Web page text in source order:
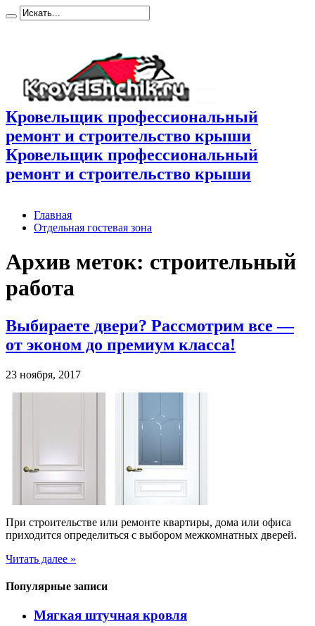
Кровельщик профессиональный
ремонт и строительство крыши
Кровельщик профессиональный
ремонт и строительство крыши
Главная
Отдельная гостевая зона
Архив меток: строительный
работа
Выбираете двери? Рассмотрим все —
от эконом до премиум класса!
23 ноября, 2017
При строительстве или ремонте квартиры, дома или офиса
приходится определиться с выбором межкомнатных дверей.
Читать далее »
Популярные записи
Мягкая штучная кровля